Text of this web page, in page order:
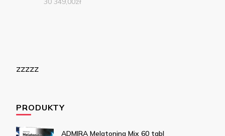
zzzzz
PRODUKTY
ADMIRA Melatonina Mix 60 tabl